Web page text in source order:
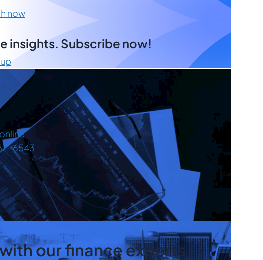
now
insights. Subscribe now!
6543
our finance experts